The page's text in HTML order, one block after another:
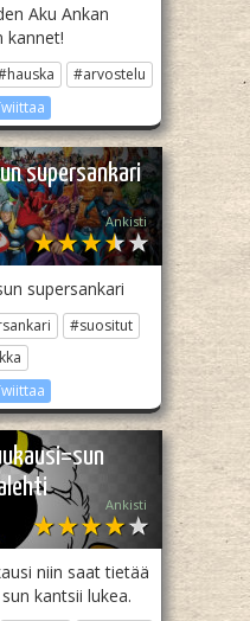
Aku Ankan
kannet!
#arvostelu
supersankari
Ankisti
supersankari
#suositut
Ankisti
niin saat tietää
kantsii lukea.